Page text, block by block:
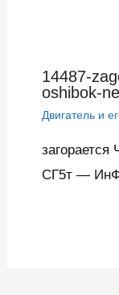
14487-
oshibok-
Двигатель и
СГ5т —